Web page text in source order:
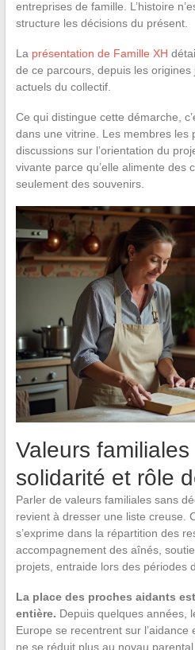
entreprises de famille. L’histoire
structure les décisions du présent.
La présentation de Famille XH
de ce parcours, depuis les origines
actuels du collectif.
Ce qui distingue cette démarche,
dans une vitrine. Les membres les
discussions sur l’orientation du
vivante parce qu’elle alimente des
seulement des souvenirs.
Valeurs
solidarité et rôle
Parler de valeurs familiales sans
revient à dresser une liste creuse.
s’exprime dans la répartition des
accompagnement des aînés,
projets, entraide lors des périodes
La place des proches aidants
entière. Depuis quelques années,
Europe se recentrent sur
ne se réduit plus au noyau